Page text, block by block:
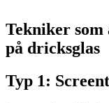
Tekniker som
på dricksglas
Typ 1: